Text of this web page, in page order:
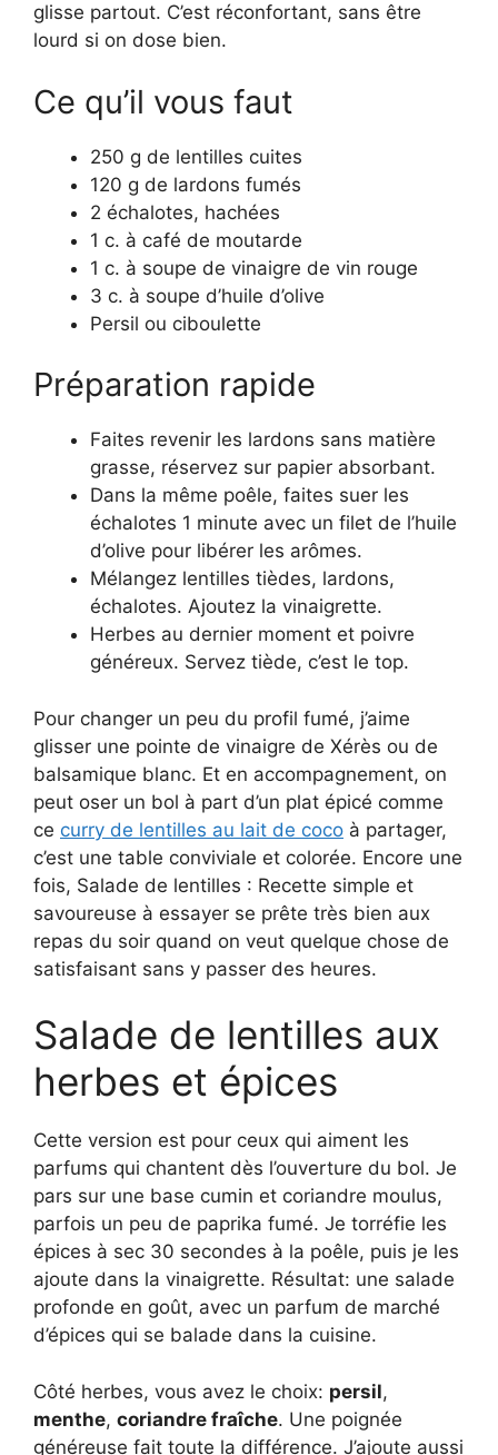
glisse partout. C’est réconfortant, sans être
lourd si on dose bien.
Ce qu’il vous faut
250 g de lentilles cuites
120 g de lardons fumés
2 échalotes, hachées
1 c. à café de moutarde
1 c. à soupe de vinaigre de vin rouge
3 c. à soupe d’huile d’olive
Persil ou ciboulette
Préparation rapide
Faites revenir les lardons sans matière
grasse, réservez sur papier absorbant.
Dans la même poêle, faites suer les
échalotes 1 minute avec un filet de l’huile
d’olive pour libérer les arômes.
Mélangez lentilles tièdes, lardons,
échalotes. Ajoutez la vinaigrette.
Herbes au dernier moment et poivre
généreux. Servez tiède, c’est le top.
Pour changer un peu du profil fumé, j’aime
glisser une pointe de vinaigre de Xérès ou de
balsamique blanc. Et en accompagnement, on
peut oser un bol à part d’un plat épicé comme
ce curry de lentilles au lait de coco à partager,
c’est une table conviviale et colorée. Encore une
fois, Salade de lentilles : Recette simple et
savoureuse à essayer se prête très bien aux
repas du soir quand on veut quelque chose de
satisfaisant sans y passer des heures.
Salade de lentilles aux
herbes et épices
Cette version est pour ceux qui aiment les
parfums qui chantent dès l’ouverture du bol. Je
pars sur une base cumin et coriandre moulus,
parfois un peu de paprika fumé. Je torréfie les
épices à sec 30 secondes à la poêle, puis je les
ajoute dans la vinaigrette. Résultat: une salade
profonde en goût, avec un parfum de marché
d’épices qui se balade dans la cuisine.
Côté herbes, vous avez le choix: persil,
menthe, coriandre fraîche. Une poignée
généreuse fait toute la différence. J’ajoute aussi